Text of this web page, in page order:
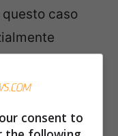
caso
più letali
ma
consent to